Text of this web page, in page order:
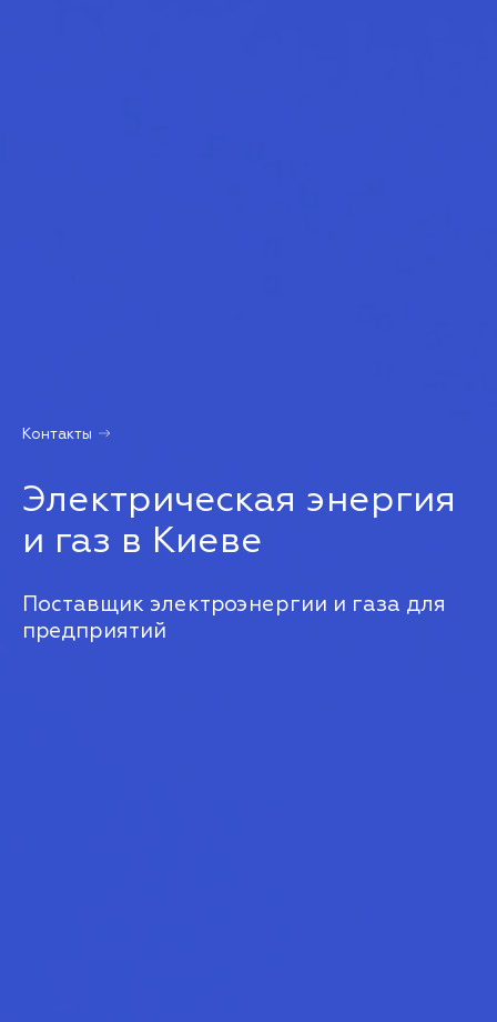
Контакты
Электрическая энергия
и газ в Киеве
Поставщик электроэнергии и газа для
предприятий